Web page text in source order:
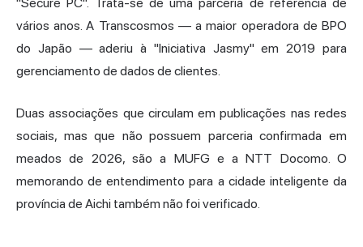
vários anos. A Transcosmos — a maior operadora de BPO
do Japão — aderiu à "Iniciativa Jasmy" em 2019 para
gerenciamento de dados de clientes.
Duas associações que circulam em publicações nas redes
sociais, mas que não possuem parceria confirmada em
meados de 2026, são a MUFG e a NTT Docomo. O
memorando de entendimento para a cidade inteligente da
província de Aichi também não foi verificado.